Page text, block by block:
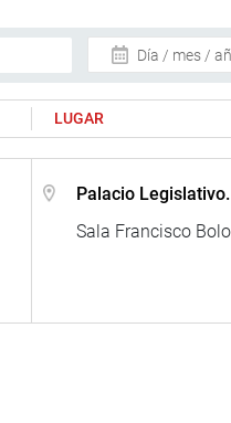
Día / mes /
LUGAR
Palacio Legislativo.
Sala Francisco